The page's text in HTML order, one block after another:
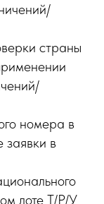
страны
номера в
заявки в
лоте Т/Р/У